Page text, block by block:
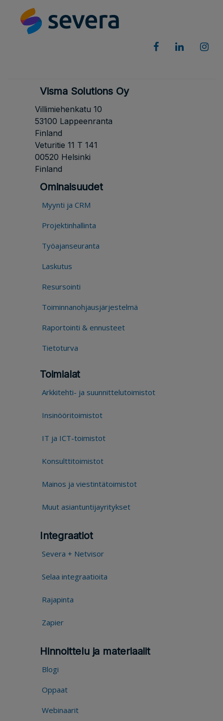
Visma Solutions Oy
Villimiehenkatu 10
53100 Lappeenranta
Finland
Veturitie 11 T 141
00520 Helsinki
Finland
Ominaisuudet
Myynti ja CRM
Projektinhallinta
Työajanseuranta
Laskutus
Resursointi
Toiminnanohjausjärjestelmä
Raportointi & ennusteet
Tietoturva
Toimialat
Arkkitehti- ja suunnittelutoimistot
Insinööritoimistot
IT ja ICT-toimistot
Konsulttitoimistot
Mainos ja viestintätoimistot
Muut asiantuntijayritykset
Integraatiot
Severa + Netvisor
Selaa integraatioita
Rajapinta
Zapier
Hinnoittelu ja materiaalit
Blogi
Oppaat
Webinaarit